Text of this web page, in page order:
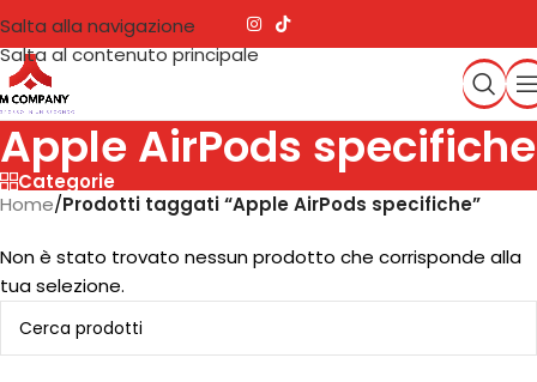
Salta alla navigazione
Salta al contenuto principale
Apple AirPods specifiche
Categorie
Home/Prodotti taggati “Apple AirPods specifiche”
Non è stato trovato nessun prodotto che corrisponde alla
tua selezione.